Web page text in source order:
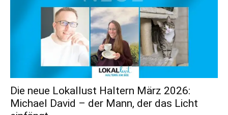
Die neue Lokallust Haltern März 2026:
Michael David – der Mann, der das Licht